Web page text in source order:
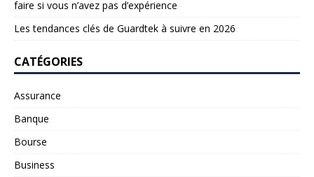
faire si vous n’avez pas d’expérience
Les tendances clés de Guardtek à suivre en 2026
CATÉGORIES
Assurance
Banque
Bourse
Business